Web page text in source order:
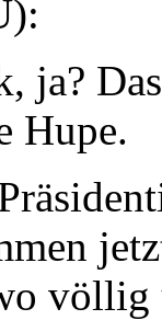
ja?
Hupe.
völlig